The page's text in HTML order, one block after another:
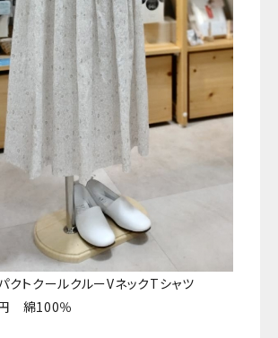
クトクールクルーVネックTシャツ
円 綿100％